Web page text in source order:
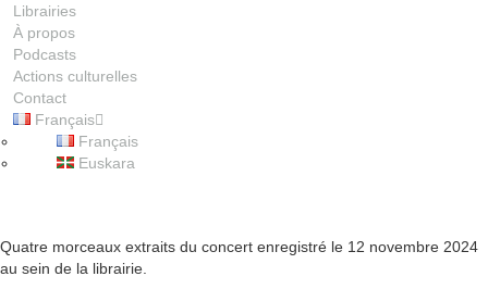
Librairies
À propos
Podcasts
Actions culturelles
Contact
Français
Français
Euskara
00:00
Quatre morceaux extraits du concert enregistré le 12 novembre 2024
au sein de la librairie.